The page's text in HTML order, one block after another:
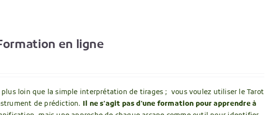
en ligne
plus loin que la simple interprétation de tirages ; vous voulez utiliser le Tarot
de prédiction. Il ne s'agit pas d'une formation pour apprendre à